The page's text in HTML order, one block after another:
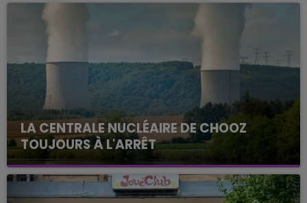
LA CENTRALE NUCLÉAIRE DE CHOOZ
TOUJOURS À L'ARRÊT
Cela fait déjà une semaine que la centrale
nucléaire ardennaise est à l'arrêt. Une situation
justifiée par la sécheresse intense qui est toujours